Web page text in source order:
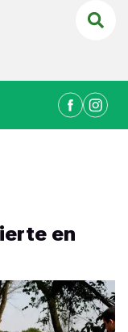
en